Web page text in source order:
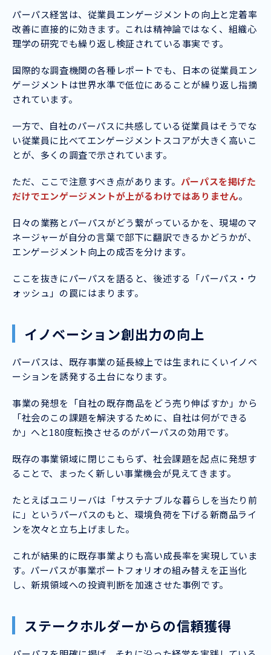
パーパス経営は、従業員エンゲージメントの向上と定着率
改善に直接的に効きます。これは精神論ではなく、組織心
理学の研究でも繰り返し検証されている事実です。
国際的な調査機関の各種レポートでも、日本の従業員エン
ゲージメントは世界水準で低位にあることが繰り返し指摘
されています。
一方で、自社のパーパスに共感している従業員はそうでな
い従業員に比べてエンゲージメントスコアが大きく高いこ
とが、多くの調査で示されています。
ただ、ここで注意すべき点があります。 パーパスを掲げた
だけでエンゲージメントが上がるわけではありません。
日々の業務とパーパスがどう繋がっているかを、現場のマ
ネージャーが自分の言葉で部下に翻訳できるかどうかが、
エンゲージメント向上の成否を分けます。
ここを抜きにパーパスを語ると、後述する「パーパス・ウ
ォッシュ」の罠にはまります。
イノベーション創出力の向上
パーパスは、既存事業の延長線上では生まれにくいイノベ
ーションを誘発する土台になります。
事業の発想を「自社の既存商品をどう売り伸ばすか」から
「社会のこの課題を解決するために、自社は何ができる
か」へと180度転換させるのがパーパスの効用です。
既存の事業領域に閉じこもらず、社会課題を起点に発想す
ることで、まったく新しい事業機会が見えてきます。
たとえばユニリーバは「サステナブルな暮らしを当たり前
に」というパーパスのもと、環境負荷を下げる新商品ライ
ンを次々と立ち上げました。
これが結果的に既存事業よりも高い成長率を実現していま
す。パーパスが事業ポートフォリオの組み替えを正当化
し、新規領域への投資判断を加速させた事例です。
ステークホルダーからの信頼獲得